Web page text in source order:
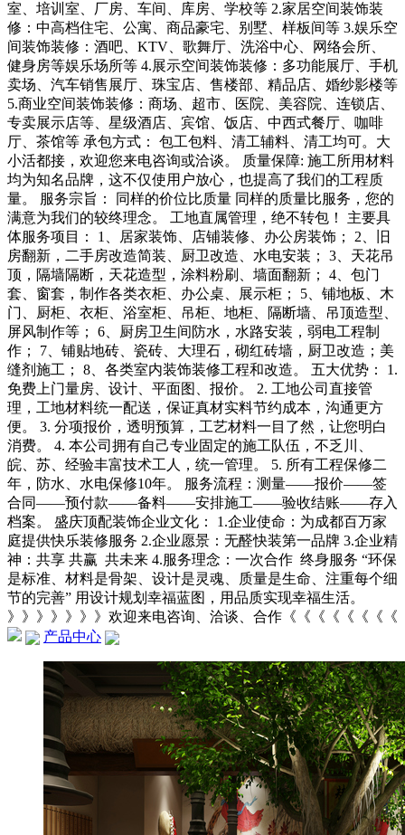
室、培训室、厂房、车间、库房、学校等 2.家居空间装饰装
修：中高档住宅、公寓、商品豪宅、别墅、样板间等 3.娱乐空
间装饰装修：酒吧、KTV、歌舞厅、洗浴中心、网络会所、
健身房等娱乐场所等 4.展示空间装饰装修：多功能展厅、手机
卖场、汽车销售展厅、珠宝店、售楼部、精品店、婚纱影楼等
5.商业空间装饰装修：商场、超市、医院、美容院、连锁店、
专卖展示店等、星级酒店、宾馆、饭店、中西式餐厅、咖啡
厅、茶馆等 承包方式： 包工包料、清工辅料、清工均可。大
小活都接，欢迎您来电咨询或洽谈。 质量保障: 施工所用材料
均为知名品牌，这不仅使用户放心，也提高了我们的工程质
量。 服务宗旨： 同样的价位比质量 同样的质量比服务，您的
满意为我们的较终理念。 工地直属管理，绝不转包！ 主要具
体服务项目： 1、居家装饰、店铺装修、办公房装饰； 2、旧
房翻新，二手房改造简装、厨卫改造、水电安装； 3、天花吊
顶，隔墙隔断，天花造型，涂料粉刷、墙面翻新； 4、包门
套、窗套，制作各类衣柜、办公桌、展示柜； 5、铺地板、木
门、厨柜、衣柜、浴室柜、吊柜、地柜、隔断墙、吊顶造型、
屏风制作等； 6、厨房卫生间防水，水路安装，弱电工程制
作； 7、铺贴地砖、瓷砖、大理石，砌红砖墙，厨卫改造；美
缝剂施工； 8、各类室内装饰装修工程和改造。 五大优势： 1.
免费上门量房、设计、平面图、报价。 2. 工地公司直接管
理，工地材料统一配送，保证真材实料节约成本，沟通更方
便。 3. 分项报价，透明预算，工艺材料一目了然，让您明白
消费。 4. 本公司拥有自己专业固定的施工队伍，不乏川、
皖、苏、经验丰富技术工人，统一管理。 5. 所有工程保修二
年，防水、水电保修10年。 服务流程：测量——报价——签
合同——预付款——备料——安排施工——验收结账——存入
档案。 盛庆顶配装饰企业文化： 1.企业使命：为成都百万家
庭提供快乐装修服务 2.企业愿景：无醛快装第一品牌 3.企业精
神：共享 共赢 共未来 4.服务理念：一次合作 终身服务 “环保
是标准、材料是骨架、设计是灵魂、质量是生命、注重每个细
节的完善” 用设计规划幸福蓝图，用品质实现幸福生活。
》》》》》》》欢迎来电咨询、洽谈、合作《《《《《《《《
产品中心